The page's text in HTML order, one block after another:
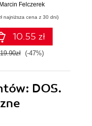
Marcin Felczerek
najniższa cena z 30 dni)
10.55 zł
19.90zł (-47%)
DOS.